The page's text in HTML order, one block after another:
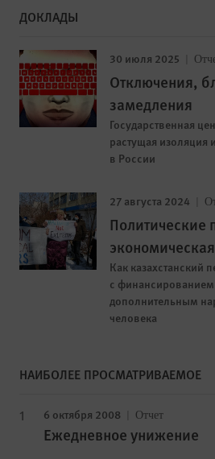
ДОКЛАДЫ
30 июля 2025
Отключения,
замедления
Государственная
растущая изоляция
в России
27 августа 2024
Политические
Как казахстанский
с
дополнительным
человека
НАИБОЛЕЕ ПРОСМАТРИВАЕМОЕ
6 октября 2008 Отчет
Ежедневное унижение